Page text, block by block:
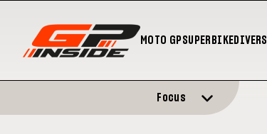
MOTO GPSUPERBIKEDIVERS
Focus